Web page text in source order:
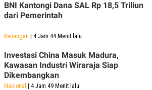
BNI Kantongi Dana SAL Rp 18,5 Triliun
dari Pemerintah
Keuangan | 4 Jam 44 Menit lalu
Investasi China Masuk Madura,
Kawasan Industri Wiraraja Siap
Dikembangkan
Nasional | 4 Jam 49 Menit lalu